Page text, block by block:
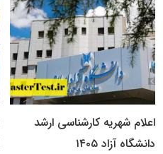
اعلام شهریه کارشناسی ارشد
دانشگاه آزاد ۱۴۰۵